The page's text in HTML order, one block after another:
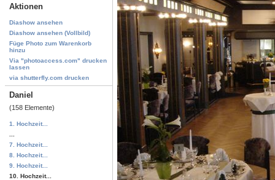
Aktionen
Diashow ansehen
Diashow ansehen (Vollbild)
Füge Photo zum Warenkorb
hinzu
Via "photoaccess.com" drucken
lassen
via shutterfly.com drucken
Daniel
(158 Elemente)
1. Hochzeit...
7. Hochzeit...
8. Hochzeit...
9. Hochzeit...
10. Hochzeit...